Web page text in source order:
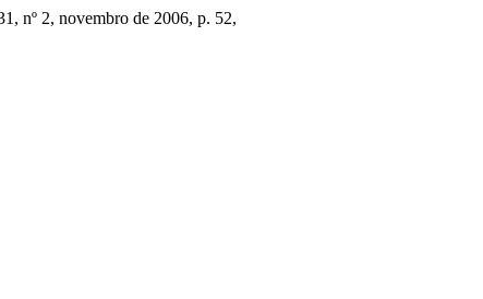
nº 2, novembro de 2006, p. 52,